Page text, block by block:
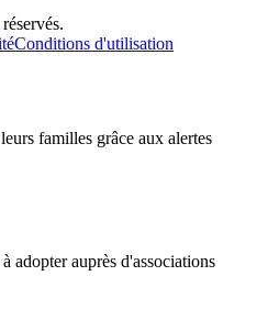
Conditions d'utilisation
familles grâce aux alertes
adopter auprès d'associations